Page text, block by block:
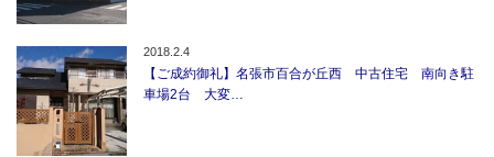
2018.2.4
【ご成約御礼】名張市百合が丘西 中古住宅 南向き駐
車場2台 大変…